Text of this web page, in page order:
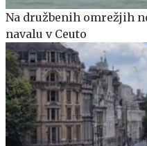
Na družbenih omrežjih
navalu v Ceuto